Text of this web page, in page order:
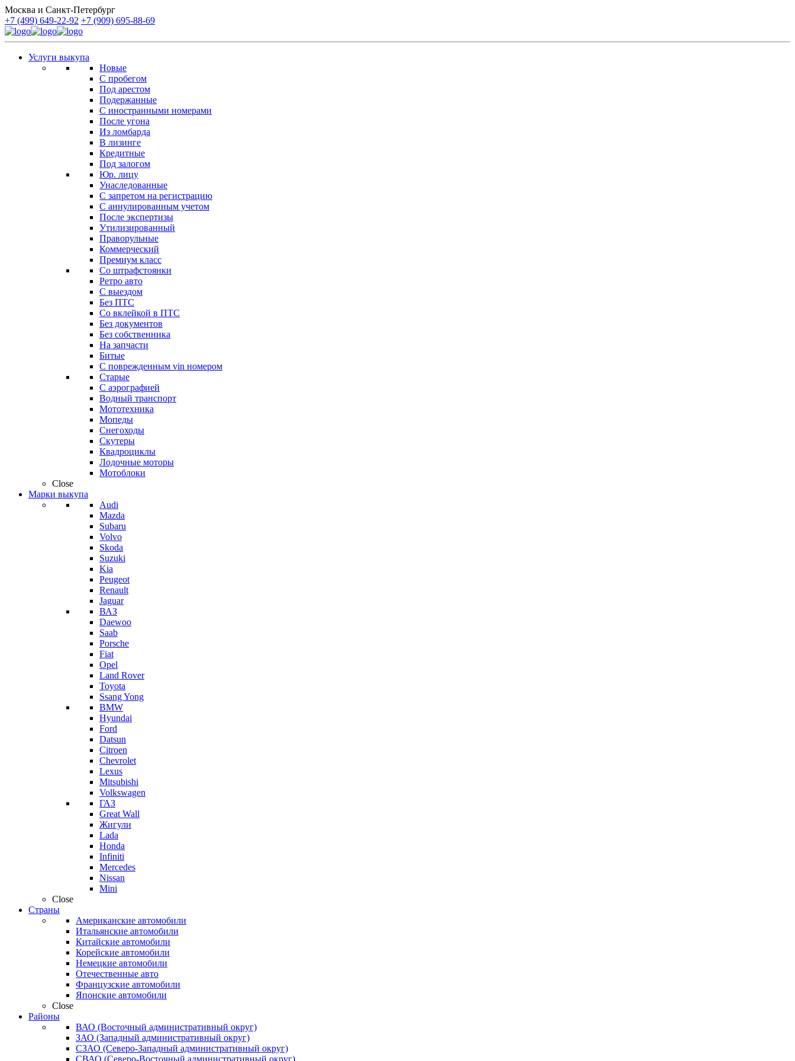
Москва и Санкт-Петербург
+7 (499) 649-22-92 +7 (909) 695-88-69
Услуги выкупа
Новые
С пробегом
Под арестом
Подержанные
С иностранными номерами
После угона
Из ломбарда
В лизинге
Кредитные
Под залогом
Юр. лицу
Унаследованные
С запретом на регистрацию
С аннулированным учетом
После экспертизы
Утилизированный
Праворульные
Коммерческий
Премиум класс
Со штрафстоянки
Ретро авто
С выездом
Без ПТС
Со вклейкой в ПТС
Без документов
Без собственника
На запчасти
Битые
С поврежденным vin номером
Старые
С аэрографией
Водный транспорт
Мототехника
Мопеды
Снегоходы
Скутеры
Квадроциклы
Лодочные моторы
Мотоблоки
Close
Марки выкупа
Audi
Mazda
Subaru
Volvo
Skoda
Suzuki
Kia
Peugeot
Renault
Jaguar
ВАЗ
Daewoo
Saab
Porsche
Fiat
Opel
Land Rover
Toyota
Ssang Yong
BMW
Hyundai
Ford
Datsun
Citroen
Chevrolet
Lexus
Mitsubishi
Volkswagen
ГАЗ
Great Wall
Жигули
Lada
Honda
Infiniti
Mercedes
Nissan
Mini
Close
Страны
Американские автомобили
Итальянские автомобили
Китайские автомобили
Корейские автомобили
Немецкие автомобили
Отечественные авто
Французские автомобили
Японские автомобили
Close
Районы
ВАО (Восточный административный округ)
ЗАО (Западный административный округ)
СЗАО (Северо-Западный административный округ)
СВАО (Северо-Восточный административный округ)